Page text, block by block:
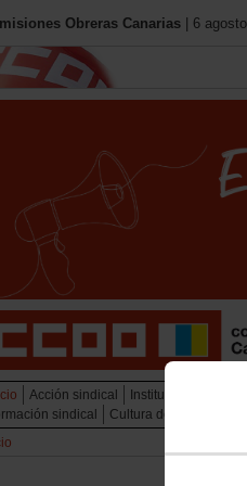
Obreras Canarias | 6
Acción sindical Institucional
sindical
Cultura del trabajo y